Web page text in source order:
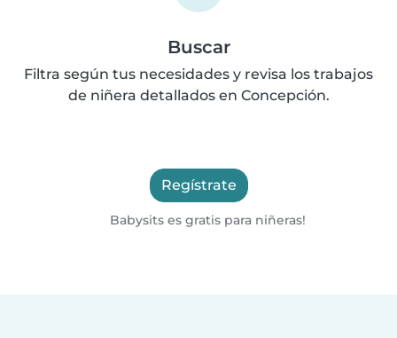
Buscar
Filtra según tus necesidades y revisa los trabajos
de niñera detallados en Concepción.
Regístrate
Babysits es gratis para niñeras!